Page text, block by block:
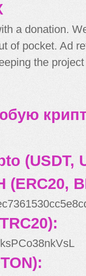
a donation.
of pocket. Ad
the
(USDT,
(ERC20,